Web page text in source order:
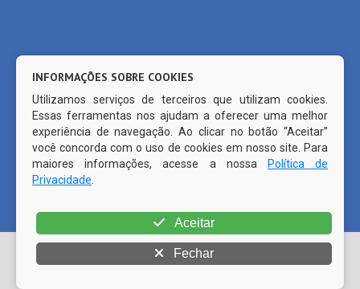
© Copyright 2026 Prefeitura Municipal de Ferreiros | Todos os
direitos reservados | | CMS código aberto WordPress |
PRODATTA (81) 99515-1491
INFORMAÇÕES SOBRE COOKIES
Utilizamos serviços de terceiros que utilizam cookies.
Essas ferramentas nos ajudam a oferecer uma melhor
experiência de navegação. Ao clicar no botão “Aceitar”
você concorda com o uso de cookies em nosso site. Para
maiores informações, acesse a nossa
Política de
Privacidade
Aceitar
Fechar